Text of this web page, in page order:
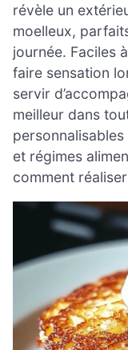
révèle un
moelleux,
journée. Faciles
faire sensation
servir
meilleur dans
et régimes
comment